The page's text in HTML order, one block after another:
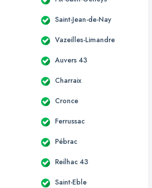
Saint-Jean-de-Nay
Vazeilles-Limandre
Auvers 43
Charraix
Cronce
Ferrussac
Pébrac
Reilhac 43
Saint-Eble